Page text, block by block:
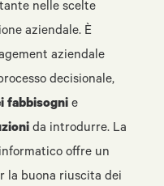
nelle scelte
aziendale. È
aziendale
decisionale,
fabbisognie
da introdurre. La
offre un
la buona riuscita dei